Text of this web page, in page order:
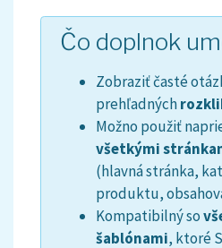
Čo doplnok
Zobraziť časté
prehľadných
Možno použiť
všetkými
(hlavná stránka,
produktu,
Kompatibilný so
šablónami, ktoré